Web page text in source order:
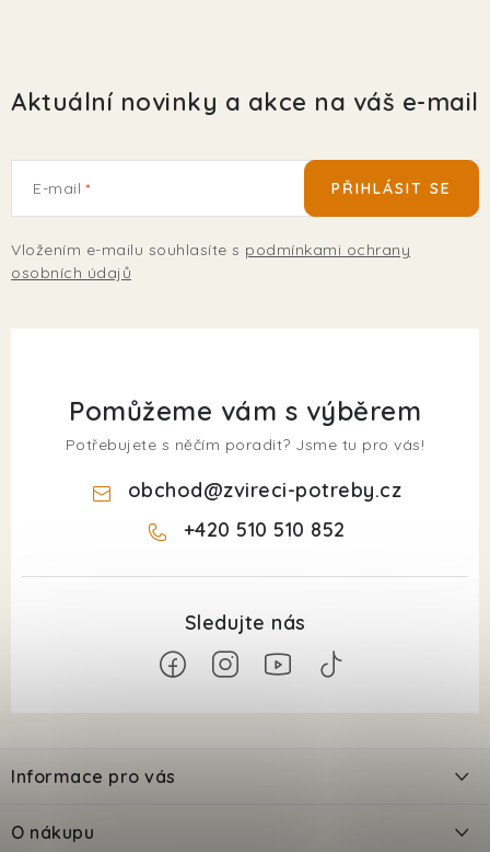
Aktuální novinky a akce na váš e-mail
E-mail
Vložením e-mailu souhlasíte s podmínkami ochrany
osobních údajů
PŘIHLÁSIT SE
Pomůžeme vám s výběrem
Potřebujete s něčím poradit? Jsme tu pro vás!
obchod@zvireci-potreby.cz
+420 510 510 852
p
a
Informace pro vás
O nákupu